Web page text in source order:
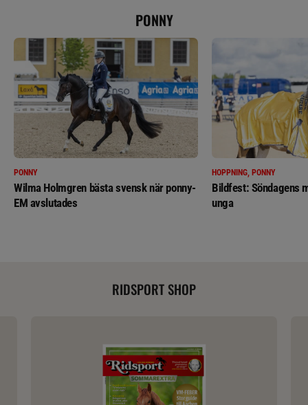
PONNY
PONNY
Wilma Holmgren bästa svensk när ponny-
EM avslutades
HOPPNING, PONNY
Bildfest: Söndagens
unga
RIDSPORT SHOP